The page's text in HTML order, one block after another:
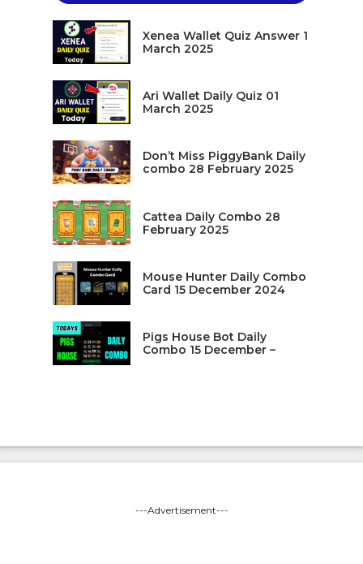
Xenea Wallet Quiz Answer 1
March 2025
Ari Wallet Daily Quiz 01
March 2025
Don’t Miss PiggyBank Daily
combo 28 February 2025
Cattea Daily Combo 28
February 2025
Mouse Hunter Daily Combo
Card 15 December 2024
Pigs House Bot Daily
Combo 15 December –
---Advertisement---